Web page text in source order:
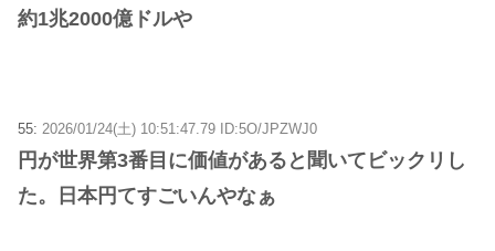
約1兆2000億ドルや
55: 2026/01/24(土) 10:51:47.79 ID:5O/JPZWJ0
円が世界第3番目に価値があると聞いてビックリし
た。日本円てすごいんやなぁ